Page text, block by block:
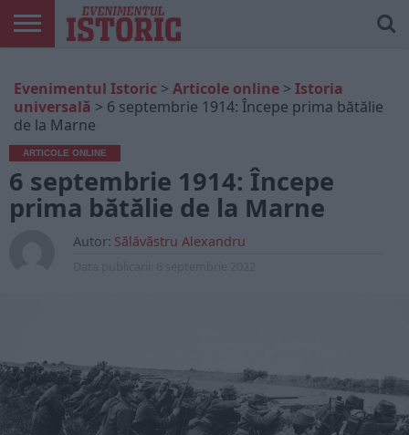
ONLINE
EDIȚII
TIPĂRITE
ISTORIC
PLAY
CONTUL
MEU
Evenimentul Istoric > Articole online > Istoria
universală > 6 septembrie 1914: Începe prima bătălie
de la Marne
ARTICOLE ONLINE
6 septembrie 1914: Începe
prima bătălie de la Marne
Autor: Sălăvăstru Alexandru